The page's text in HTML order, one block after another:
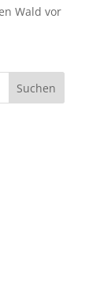
Wald vor
Suchen